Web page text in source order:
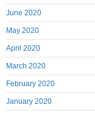
June 2020
May 2020
April 2020
March 2020
February 2020
January 2020